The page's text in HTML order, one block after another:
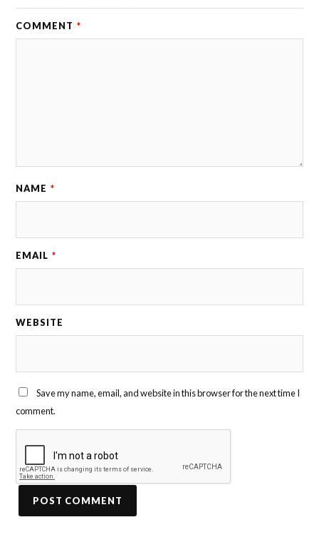
COMMENT *
NAME *
EMAIL *
WEBSITE
Save my name, email, and website in this browser for the next time I
comment.